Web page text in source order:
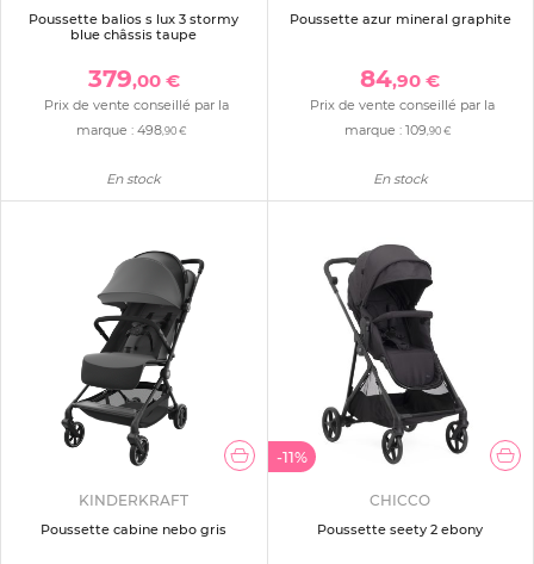
Poussette balios s lux 3 stormy
blue châssis taupe
379,00 €
Prix de vente conseillé par la
marque : 498,90 €
En stock
Poussette azur mineral graphite
84,90 €
Prix de vente conseillé par la
marque : 109 ,90 €
En stock
KINDERKRAFT
Poussette cabine nebo gris
-11%
CHICCO
Poussette seety 2 ebony